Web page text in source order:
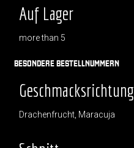
Auf Lager
more than 5
BESONDERE BESTELLNUMMERN
Geschmacksrichtung
Drachenfrucht, Maracuja